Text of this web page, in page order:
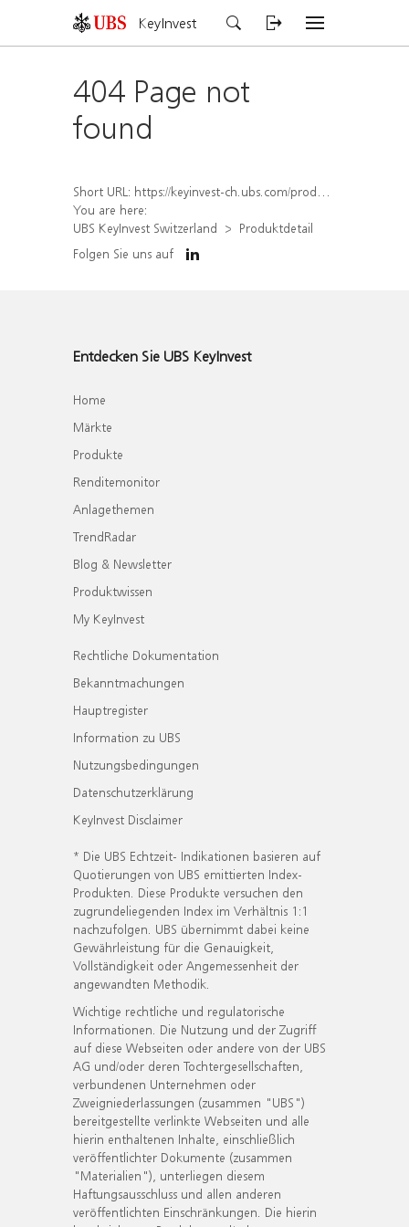
KeyInvest
404 Page not
found
Short URL: https://keyinvest-ch.ubs.com/produkt/detail/index/isin/CH1569454643
You are here:
UBS KeyInvest Switzerland
Produktdetail
Folgen Sie uns auf
Entdecken Sie UBS KeyInvest
Home
Märkte
Produkte
Renditemonitor
Anlagethemen
TrendRadar
Blog & Newsletter
Produktwissen
My KeyInvest
Rechtliche Dokumentation
Bekanntmachungen
Hauptregister
Information zu UBS
Nutzungsbedingungen
Datenschutzerklärung
KeyInvest Disclaimer
* Die UBS Echtzeit- Indikationen basieren auf
Quotierungen von UBS emittierten Index-
Produkten. Diese Produkte versuchen den
zugrundeliegenden Index im Verhältnis 1:1
nachzufolgen. UBS übernimmt dabei keine
Gewährleistung für die Genauigkeit,
Vollständigkeit oder Angemessenheit der
angewandten Methodik.
Wichtige rechtliche und regulatorische
Informationen. Die Nutzung und der Zugriff
auf diese Webseiten oder andere von der UBS
AG und/oder deren Tochtergesellschaften,
verbundenen Unternehmen oder
Zweigniederlassungen (zusammen "UBS")
bereitgestellte verlinkte Webseiten und alle
hierin enthaltenen Inhalte, einschließlich
veröffentlichter Dokumente (zusammen
"Materialien"), unterliegen diesem
Haftungsausschluss und allen anderen
veröffentlichten Einschränkungen. Die hierin